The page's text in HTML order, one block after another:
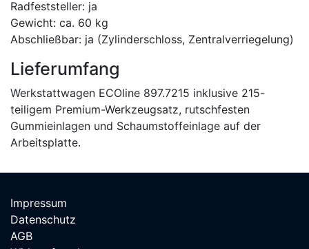
Radfeststeller: ja
Gewicht: ca. 60 kg
Abschließbar: ja (Zylinderschloss, Zentralverriegelung)
Lieferumfang
Werkstattwagen ECOline 897.7215 inklusive 215-
teiligem Premium-Werkzeugsatz, rutschfesten
Gummieinlagen und Schaumstoffeinlage auf der
Arbeitsplatte.
Impressum
Datenschutz
AGB